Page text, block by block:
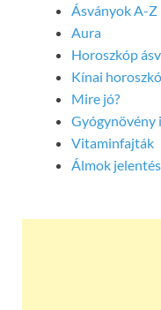
Ásványok A-Z
Aura
Horoszkóp
Kínai
Mire jó?
Gyógynövény
Vitaminfajták
Álmok